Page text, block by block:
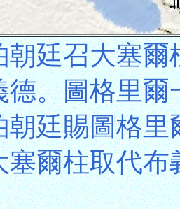
朝廷召大塞
德。圖格里
朝廷賜圖格
塞爾柱取代